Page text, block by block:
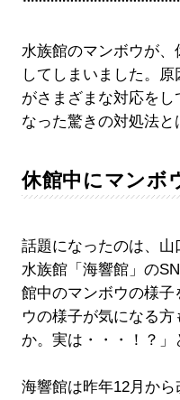
水族館のマンボウが
してしまいました。
がさまざまな対応を
なった驚きの対処法と
休館中にマンボ
話題になったのは、山
水族館「海響館」の
館中のマンボウの様
ウの様子が気になる
か。実は・・・！？」
海響館は昨年12月か